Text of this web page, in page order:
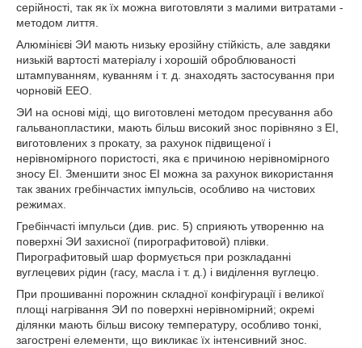
серійності, так як їх можна виготовляти з малими витратами -
методом лиття.
Алюмінієві ЭИ мають низьку ерозійну стійкість, але завдяки
низькій вартості матеріалу і хорошій оброблюваності
штампуванням, куванням і т. д. знаходять застосування при
чорновій ЕЕО.
ЭИ на основі міді, що виготовлені методом пресування або
гальванопластики, мають більш високий знос порівняно з ЕІ,
виготовлених з прокату, за рахунок підвищеної і
нерівномірного пористості, яка є причиною нерівномірного
зносу ЕІ. Зменшити знос ЕІ можна за рахунок використання
так званих гребінчастих імпульсів, особливо на чистових
режимах.
Гребінчасті імпульси (див. рис. 5) сприяють утворенню на
поверхні ЭИ захисної (пирографитовой) плівки.
Пирографитовый шар формується при розкладанні
вуглецевих рідин (гасу, масла і т. д.) і виділення вуглецю.
При прошиванні порожнин складної конфігурації і великої
площі нагрівання ЭИ по поверхні нерівномірний; окремі
ділянки мають більш високу температуру, особливо тонкі,
загострені елементи, що викликає їх інтенсивний знос.